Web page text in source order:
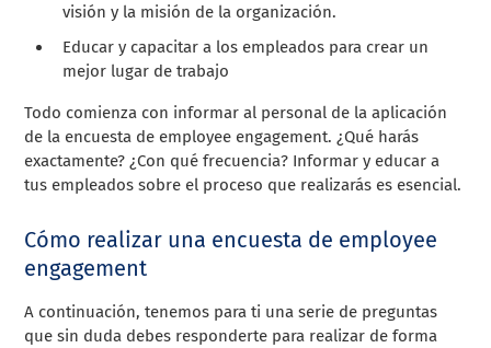
visión y la misión de la organización.
Educar y capacitar a los empleados para crear un
mejor lugar de trabajo
Todo comienza con informar al personal de la aplicación
de la encuesta de employee engagement. ¿Qué harás
exactamente? ¿Con qué frecuencia? Informar y educar a
tus empleados sobre el proceso que realizarás es esencial.
Cómo realizar una encuesta de employee
engagement
A continuación, tenemos para ti una serie de preguntas
que sin duda debes responderte para realizar de forma